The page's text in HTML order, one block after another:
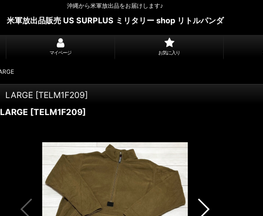
沖縄から米軍放出品をお届けします♪
米軍放出品販売 US SURPLUS ミリタリー shop リトルパンダ
マイページ お気に入り
LARGE [TELM1F209]
[TELM1F209]